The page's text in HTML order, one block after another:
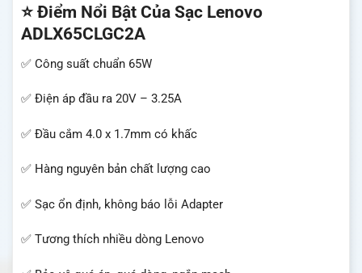
⭐ Điểm Nổi Bật Của Sạc Lenovo
ADLX65CLGC2A
✅ Công suất chuẩn 65W
✅ Điện áp đầu ra 20V – 3.25A
✅ Đầu cắm 4.0 x 1.7mm có khấc
✅ Hàng nguyên bản chất lượng cao
✅ Sạc ổn định, không báo lỗi Adapter
✅ Tương thích nhiều dòng Lenovo